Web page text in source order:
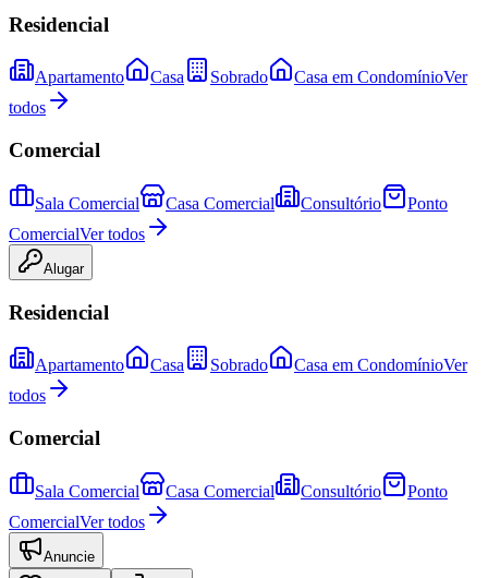
Residencial
Apartamento Casa Sobrado Casa em CondomínioVer
todos
Comercial
Sala Comercial Casa Comercial Consultório
Ponto
ComercialVer todos
Alugar
Residencial
Apartamento Casa Sobrado Casa em CondomínioVer
todos
Comercial
Sala Comercial Casa Comercial Consultório
Ponto
ComercialVer todos
Anuncie